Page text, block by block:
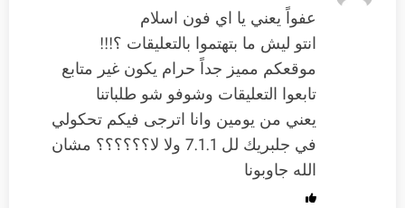
عفواً يعني يا اي فون اسلام
انتو ليش ما بتهتموا بالتعليقات ؟!!!
موقعكم مميز جداً حرام يكون غير متابع
تابعوا التعليقات وشوفو شو طلباتنا
يعني من يومين وانا اترجى فيكم تحكولي
في جلبريك لل 7.1.1 ولا لا؟؟؟؟؟؟ مشان
الله جاوبونا